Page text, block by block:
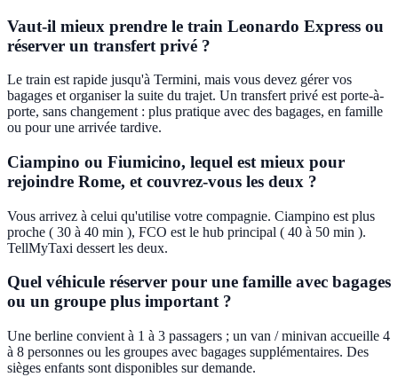
Vaut-il mieux prendre le train Leonardo Express ou
réserver un transfert privé ?
Le train est rapide jusqu'à Termini, mais vous devez gérer vos
bagages et organiser la suite du trajet. Un transfert privé est porte-à-
porte, sans changement : plus pratique avec des bagages, en famille
ou pour une arrivée tardive.
Ciampino ou Fiumicino, lequel est mieux pour
rejoindre Rome, et couvrez-vous les deux ?
Vous arrivez à celui qu'utilise votre compagnie. Ciampino est plus
proche ( 30 à 40 min ), FCO est le hub principal ( 40 à 50 min ).
TellMyTaxi dessert les deux.
Quel véhicule réserver pour une famille avec bagages
ou un groupe plus important ?
Une berline convient à 1 à 3 passagers ; un van / minivan accueille 4
à 8 personnes ou les groupes avec bagages supplémentaires. Des
sièges enfants sont disponibles sur demande.